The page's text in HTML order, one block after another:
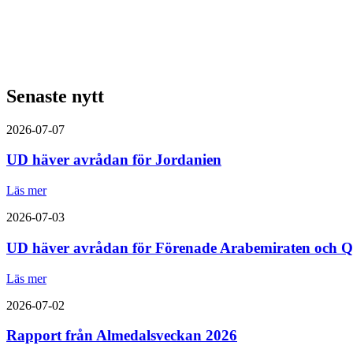
Senaste nytt
2026-07-07
UD häver avrådan för Jordanien
Läs mer
2026-07-03
UD häver avrådan för Förenade Arabemiraten och
Läs mer
2026-07-02
Rapport från Almedalsveckan 2026